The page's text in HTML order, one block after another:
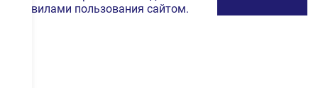
Правилами пользования сайтом.
ПОДПИСАТЬСЯ